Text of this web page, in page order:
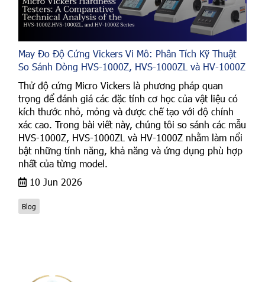
May Đo Độ Cứng Vickers Vi Mô: Phân Tích Kỹ Thuật
So Sánh Dòng HVS-1000Z, HVS-1000ZL và HV-1000Z
Thử độ cứng Micro Vickers là phương pháp quan
trọng để đánh giá các đặc tính cơ học của vật liệu có
kích thước nhỏ, mỏng và được chế tạo với độ chính
xác cao. Trong bài viết này, chúng tôi so sánh các mẫu
HVS-1000Z, HVS-1000ZL và HV-1000Z nhằm làm nổi
bật những tính năng, khả năng và ứng dụng phù hợp
nhất của từng model.
10 Jun 2026
Blog